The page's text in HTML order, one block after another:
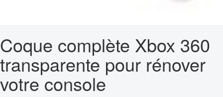
Coque complète Xbox 360
transparente pour rénover
votre console